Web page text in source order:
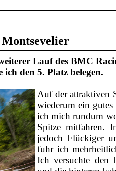
Lauf des BMC
den 5. Platz belegen.
Auf der attraktiven
wiederum ein
ich mich rundum
Spitze mitfahren.
jedoch Flückiger
fuhr ich
Ich versuchte den